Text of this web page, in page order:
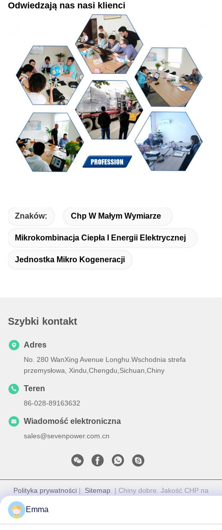
Odwiedzają nas nasi klienci
Znaków: Chp W Małym Wymiarze
Mikrokombinacja Ciepła I Energii Elektrycznej
Jednostka Mikro Kogeneracji
Szybki kontakt
Adres
No. 280 WanXing Avenue Longhu.Wschodnia strefa
przemysłowa, Xindu,Chengdu,Sichuan,Chiny
Teren
86-028-89163632
Wiadomość elektroniczna
sales@sevenpower.com.cn
Polityka prywatności | Sitemap | Chiny dobre. Jakość CHP na
gaz ziemny Dostawca. Prawa autorskie © 2020-2026 Chengdu
Sevenpower Generating Equipment Co., Ltd. Wszystkie. Prawa
zastrzeżone.
Emma